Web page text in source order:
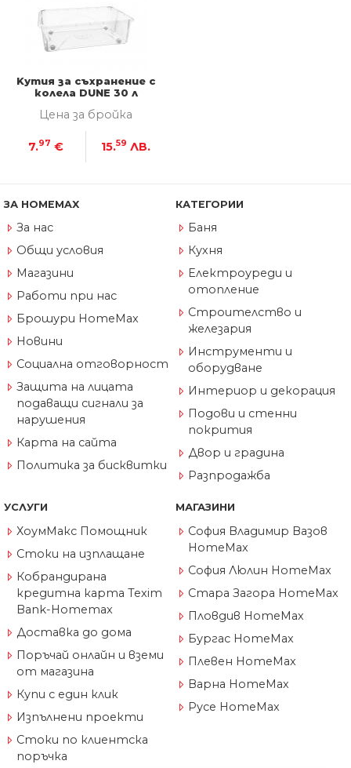
Kутия за съхранение с
колела DUNE 30 л
Цена за бройка
7.97 € 15.59 ЛВ.
ЗА HOMEMAX
За нас
Общи условия
Магазини
Работи при нас
Брошури HomeMax
Новини
Социална отговорност
Защита на лицата
подаващи сигнали за
нарушения
Карта на сайта
Политика за бисквитки
КАТЕГОРИИ
Баня
Кухня
Електроуреди и
отопление
Строителство и
железария
Инструменти и
оборудване
Интериор и декорация
Подови и стенни
покрития
Двор и градина
Разпродажба
УСЛУГИ
ХоумМакс Помощник
Стоки на изплащане
Кобрандирана
кредитна карта Texim
Bank-Homemax
Доставка до дома
Поръчай онлайн и вземи
от магазина
Купи с един клик
Изпълнени проекти
Стоки по клиентска
поръчка
МАГАЗИНИ
София Владимир Вазов
HomeMax
София Люлин HomeMax
Стара Загора HomeMax
Пловдив HomeMax
Бургас HomeMax
Плевен HomeMax
Варна HomeMax
Русе HomeMax